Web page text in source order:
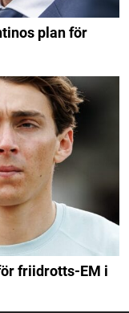
plan för
friidrotts-EM i